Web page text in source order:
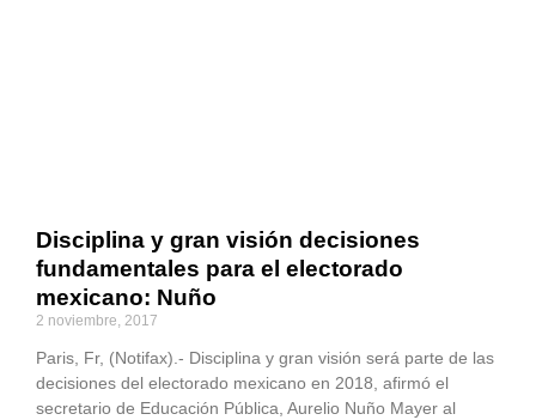
Disciplina y gran visión decisiones
fundamentales para el electorado
mexicano: Nuño
2 noviembre, 2017
Paris, Fr, (Notifax).- Disciplina y gran visión será parte de las
decisiones del electorado mexicano en 2018, afirmó el
secretario de Educación Pública, Aurelio Nuño Mayer al